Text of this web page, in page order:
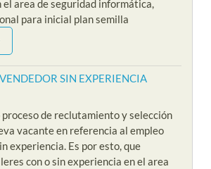
area de seguridad informática,
para inicial plan semilla
SIN EXPERIENCIA
de reclutamiento y selección
vacante en referencia al empleo
experiencia. Es por esto, que
con o sin experiencia en el area